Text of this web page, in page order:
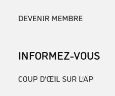
DEVENIR MEMBRE
INFORMEZ-VOUS
COUP D’ŒIL SUR L’AP